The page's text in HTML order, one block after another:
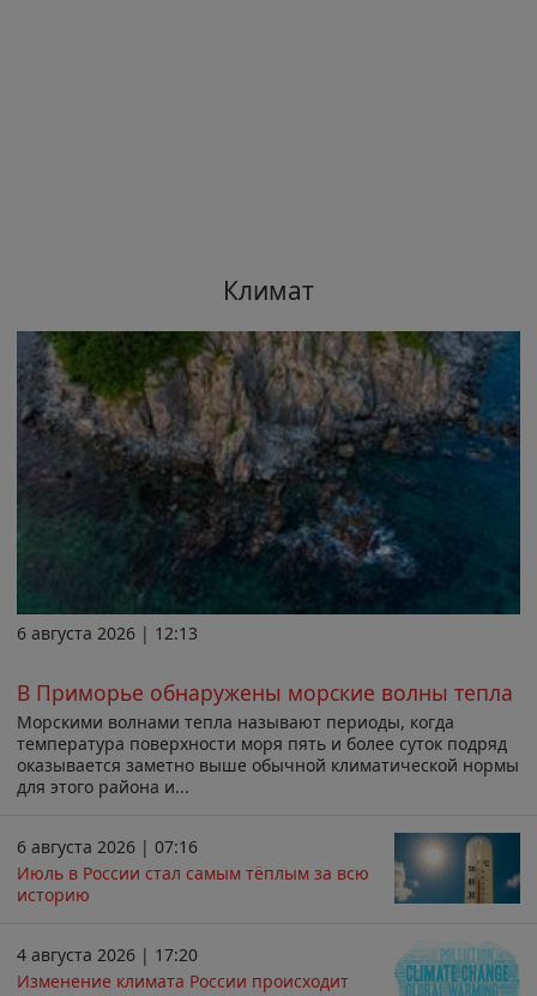
Климат
6 августа 2026 | 12:13
В Приморье обнаружены морские волны тепла
Морскими волнами тепла называют периоды, когда
температура поверхности моря пять и более суток подряд
оказывается заметно выше обычной климатической нормы
для этого района и...
6 августа 2026 | 07:16
Июль в России стал самым тёплым за всю
историю
4 августа 2026 | 17:20
Изменение климата России происходит